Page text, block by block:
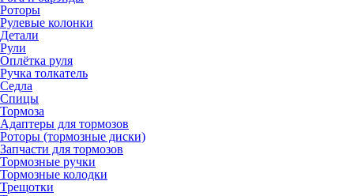
Роторы
Рулевые колонки
Детали
Рули
Оплётка руля
Ручка толкатель
Седла
Спицы
Тормоза
Адаптеры для тормозов
Роторы (тормозные диски)
Запчасти для тормозов
Тормозные ручки
Тормозные колодки
Трещотки